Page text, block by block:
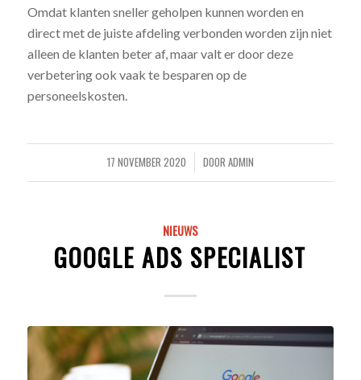
Omdat klanten sneller geholpen kunnen worden en
direct met de juiste afdeling verbonden worden zijn niet
alleen de klanten beter af, maar valt er door deze
verbetering ook vaak te besparen op de
personeelskosten.
17 NOVEMBER 2020
/ DOOR ADMIN
NIEUWS
GOOGLE ADS SPECIALIST